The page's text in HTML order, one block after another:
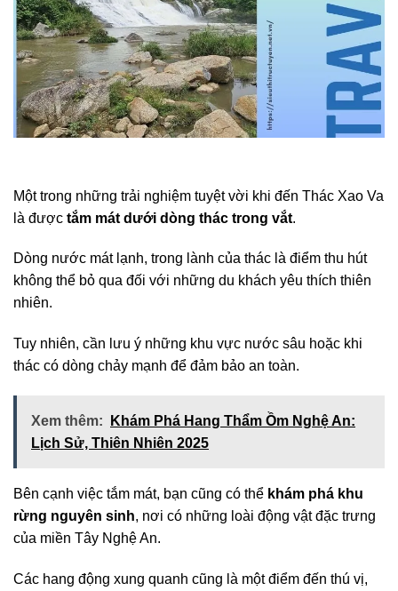
Một trong những trải nghiệm tuyệt vời khi đến Thác Xao Va
là được tắm mát dưới dòng thác trong vắt.
Dòng nước mát lạnh, trong lành của thác là điểm thu hút
không thể bỏ qua đối với những du khách yêu thích thiên
nhiên.
Tuy nhiên, cần lưu ý những khu vực nước sâu hoặc khi
thác có dòng chảy mạnh để đảm bảo an toàn.
Xem thêm:
Khám Phá Hang Thẩm Ồm Nghệ An:
Lịch Sử, Thiên Nhiên 2025
Bên cạnh việc tắm mát, bạn cũng có thể khám phá khu
rừng nguyên sinh, nơi có những loài động vật đặc trưng
của miền Tây Nghệ An.
Các hang động xung quanh cũng là một điểm đến thú vị,